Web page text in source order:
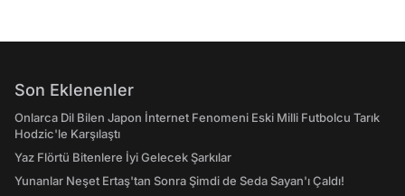
Son Eklenenler
Onlarca Dil Bilen Japon İnternet Fenomeni Eski Milli Futbolcu Tarık
Hodzic'le Karşılaştı
Yaz Flörtü Bitenlere İyi Gelecek Şarkılar
Yunanlar Neşet Ertaş'tan Sonra Şimdi de Seda Sayan'ı Çaldı!